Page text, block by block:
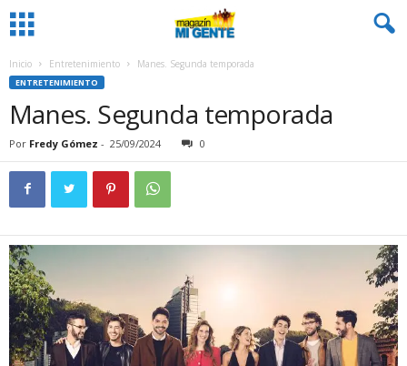
Inicio Entretenimiento Manes. Segunda temporada
ENTRETENIMIENTO
Manes. Segunda temporada
Por Fredy Gómez - 25/09/2024 0